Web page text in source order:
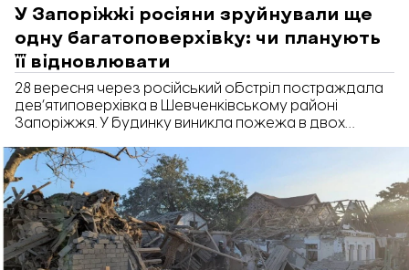
У Запоріжжі росіяни зруйнували ще
одну багатоповерхівку: чи планують
її відновлювати
28 вересня через російський обстріл постраждала
дев’ятиповерхівка в Шевченківському районі
Запоріжжя. У будинку виникла пожежа в двох
Запоріжжя» розповідає, що відомо про наслідки та
чи будуть відновлювати будинок.